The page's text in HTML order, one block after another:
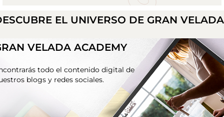
EL UNIVERSO DE GRAN VELADA
VELADA ACADEMY
todo el contenido digital de
blogs y redes sociales.